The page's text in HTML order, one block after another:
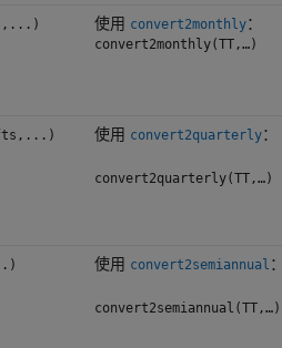
使用 convert2monthly：
convert2monthly(TT,…)
使用 convert2quarterly：
convert2quarterly(TT,…)
使用 convert2semiannual
convert2semiannual(TT,…)